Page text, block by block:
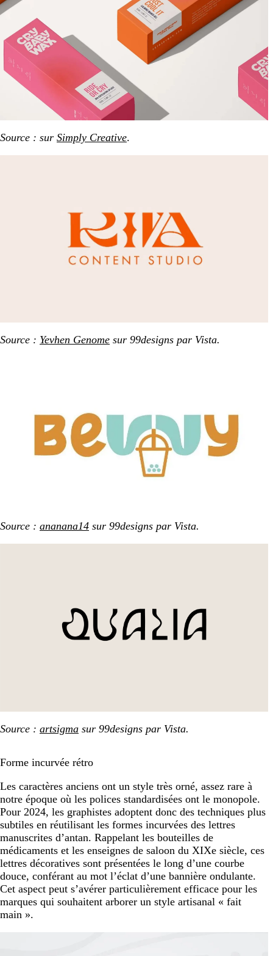
Source : sur Simply Creative.
Source : Yevhen Genome sur 99designs par Vista.
Source : ananana14 sur 99designs par Vista.
Source : artsigma sur 99designs par Vista.
Forme incurvée rétro
Les caractères anciens ont un style très orné, assez rare à
notre époque où les polices standardisées ont le monopole.
Pour 2024, les graphistes adoptent donc des techniques plus
subtiles en réutilisant les formes incurvées des lettres
manuscrites d’antan. Rappelant les bouteilles de
médicaments et les enseignes de saloon du XIXe siècle, ces
lettres décoratives sont présentées le long d’une courbe
douce, conférant au mot l’éclat d’une bannière ondulante.
Cet aspect peut s’avérer particulièrement efficace pour les
marques qui souhaitent arborer un style artisanal « fait
main ».